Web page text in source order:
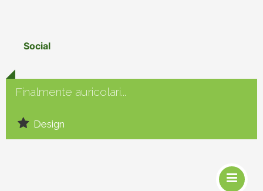
Finalmente auricolari...
Design
Social